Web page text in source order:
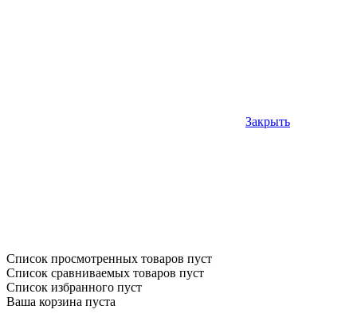
Закрыть
Список просмотренных товаров пуст
Список сравниваемых товаров пуст
Список избранного пуст
Ваша корзина пуста